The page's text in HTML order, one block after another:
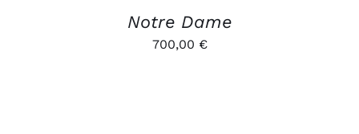
Notre Dame
700,00 €